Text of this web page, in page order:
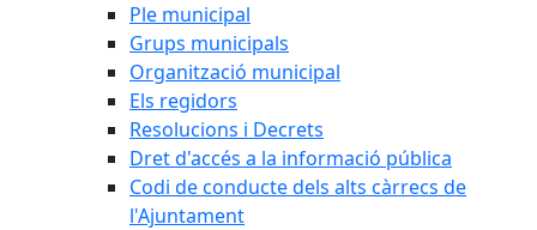
Ple municipal
Grups municipals
Organització municipal
Els regidors
Resolucions i Decrets
Dret d'accés a la informació pública
Codi de conducte dels alts càrrecs de
l'Ajuntament